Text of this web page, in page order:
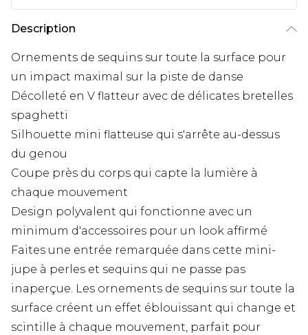
Description
Ornements de sequins sur toute la surface pour
un impact maximal sur la piste de danse
Décolleté en V flatteur avec de délicates bretelles
spaghetti
Silhouette mini flatteuse qui s'arrête au-dessus
du genou
Coupe près du corps qui capte la lumière à
chaque mouvement
Design polyvalent qui fonctionne avec un
minimum d'accessoires pour un look affirmé
Faites une entrée remarquée dans cette mini-
jupe à perles et sequins qui ne passe pas
inaperçue. Les ornements de sequins sur toute la
surface créent un effet éblouissant qui change et
scintille à chaque mouvement, parfait pour